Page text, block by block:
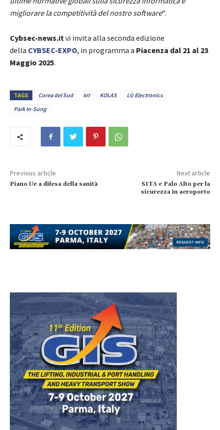
migliorare la competitività del nostro software“.
Cybsec-news.itvi invita alla seconda edizione
della CYBSEC-EXPO, in programma a Piacenza dal 21 al 23
Maggio 2025.
TAGS Corea del Sud Iot KOLAS
LG Electronics
Park In-Sung
Previous article
Piano Ue a difesa della sanità
Next article
SITA e Palo Alto per la
sicurezza in aeroporto